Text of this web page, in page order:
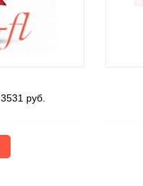
3531 руб.